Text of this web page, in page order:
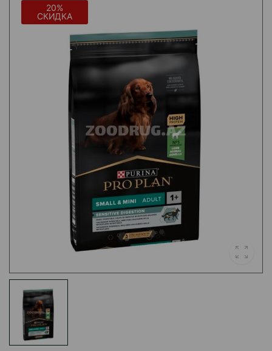
20%
СКИДКА